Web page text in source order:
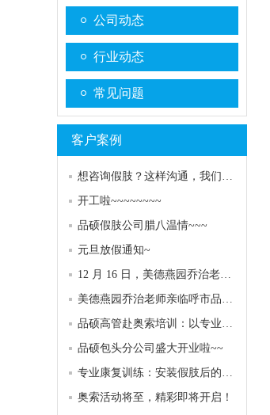
公司动态
行业动态
常见问题
客户案例
想咨询假肢？这样沟通，我们能更快更好地帮到您！
开工啦~~~~~~~~
品硕假肢公司腊八温情~~~
元旦放假通知~
12 月 16 日，美德燕园乔治老师再次亮相呼市品硕专家门诊！
美德燕园乔治老师亲临呼市品硕，专业服务助力客户康复
品硕高管赴奥索培训：以专业赋能，共探康复服务高度
品硕包头分公司盛大开业啦~~
专业康复训练：安装假肢后的关键助力
奥索活动将至，精彩即将开启！